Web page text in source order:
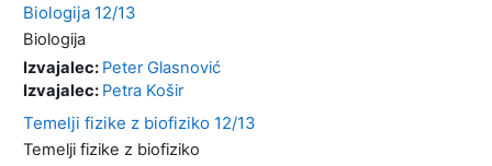
Biologija 12/13
Biologija
Izvajalec: Peter Glasnović
Izvajalec: Petra Košir
Temelji fizike z biofiziko 12/13
Temelji fizike z biofiziko